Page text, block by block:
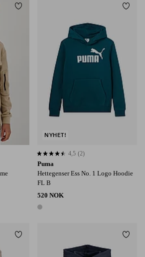
Legg til favoritter
Puma
Hettegenser Ess No. 1 Logo Hoodie
FL B
520 NOK
1 farge
4,5 basert på 2 karaktergivninger
4,5 (2)
NYHET!
176140
Legg til favoritter
176